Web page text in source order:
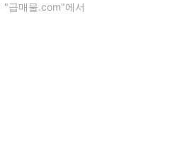
"급매물.com"에서